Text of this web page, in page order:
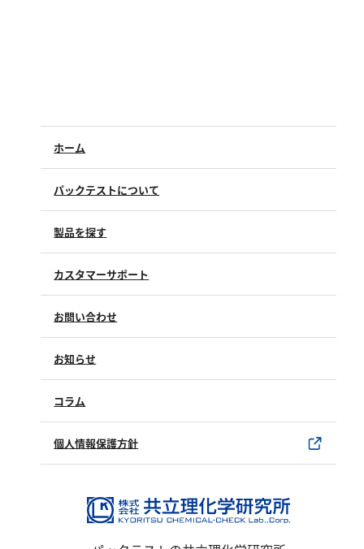
ホーム
パックテストについて
製品を探す
カスタマーサポート
製品のご購入について
SDSについて
水銀使用製品について
該非判定書について
お問い合わせ
試薬サンプル
製品カタログ
お知らせ
コラム
個人情報保護方針
その他
塩化物
pH
ほう素
シアン
界面活性剤
ふっ素
油分
ホルムアルデヒド
過酸化水素